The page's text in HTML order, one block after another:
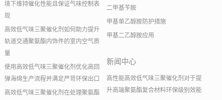
境下维持催化性能且保证气味控制表
现
高效低气味三聚催化剂如何助力提升
轨道交通聚氨酯内饰件的室内空气质
量
使用高效低气味三聚催化剂优化高回
弹海绵生产流程并满足严苛环保出口
高效低气味三聚催化剂在处理聚氨酯
二甲基苄胺
甲基单乙醇胺防护措施
甲基二乙醇胺应用
新闻中心
高性能高效低气味三聚催化剂对于提
升高端聚氨酯复合材料环保级别效能